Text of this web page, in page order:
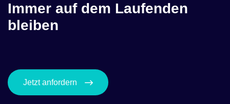
Immer auf dem Laufenden
bleiben
Jetzt anfordern